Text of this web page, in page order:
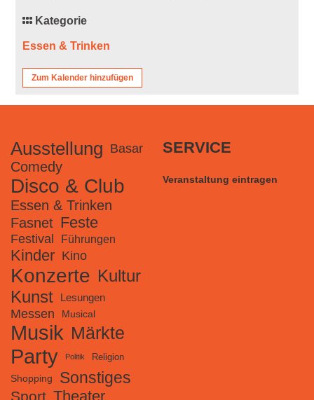
Kategorie
Essen & Trinken
Zum Kalender hinzufügen
Ausstellung Basar
Comedy
Disco & Club
Essen & Trinken
Fasnet Feste
Festival Führungen
Kinder Kino
Konzerte Kultur
Kunst Lesungen
Messen Musical
Musik Märkte
Party Politik Religion
Shopping Sonstiges
Sport Theater
SERVICE
Veranstaltung eintragen